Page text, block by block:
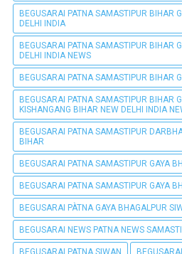
BEGUSARAI PATNA SAMASTIPUR BIHAR
DELHI INDIA
BEGUSARAI PATNA SAMASTIPUR BIHAR
DELHI INDIA NEWS
BEGUSARAI PATNA SAMASTIPUR BIHAR
BEGUSARAI PATNA SAMASTIPUR BIHAR
KISHANGANG BIHAR NEW DELHI INDIA
BEGUSARAI PATNA SAMASTIPUR
BIHAR
BEGUSARAI PATNA SAMASTIPUR GAYA
BEGUSARAI PATNA SAMASTIPUR GAYA
BEGUSARAI PÀTNA GAYA BHAGALPUR
BEGUSARAI NEWS PATNA NEWS